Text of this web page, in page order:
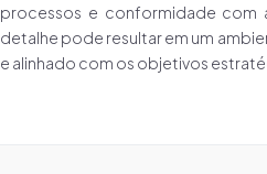
processos e conformidade com
detalhe pode resultar em um
e alinhado com os objetivos